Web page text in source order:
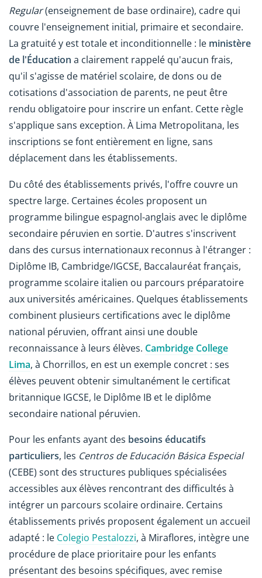
Regular(enseignement de base ordinaire), cadre qui
couvre l'enseignement initial, primaire et secondaire.
La gratuité y est totale et inconditionnelle : le ministère
de l'Éducation a clairement rappelé qu'aucun frais,
qu'il s'agisse de matériel scolaire, de dons ou de
cotisations d'association de parents, ne peut être
rendu obligatoire pour inscrire un enfant. Cette règle
s'applique sans exception. À Lima Metropolitana, les
inscriptions se font entièrement en ligne, sans
déplacement dans les établissements.
Du côté des établissements privés, l'offre couvre un
spectre large. Certaines écoles proposent un
programme bilingue espagnol-anglais avec le diplôme
secondaire péruvien en sortie. D'autres s'inscrivent
dans des cursus internationaux reconnus à l'étranger :
Diplôme IB, Cambridge/IGCSE, Baccalauréat français,
programme scolaire italien ou parcours préparatoire
aux universités américaines. Quelques établissements
combinent plusieurs certifications avec le diplôme
national péruvien, offrant ainsi une double
reconnaissance à leurs élèves. Cambridge College
Lima, à Chorrillos, en est un exemple concret : ses
élèves peuvent obtenir simultanément le certificat
britannique IGCSE, le Diplôme IB et le diplôme
secondaire national péruvien.
Pour les enfants ayant des besoins éducatifs
particuliers, les Centros de Educación Básica Especial
(CEBE) sont des structures publiques spécialisées
accessibles aux élèves rencontrant des difficultés à
intégrer un parcours scolaire ordinaire. Certains
établissements privés proposent également un accueil
adapté : le Colegio Pestalozzi, à Miraflores, intègre une
procédure de place prioritaire pour les enfants
présentant des besoins spécifiques, avec remise